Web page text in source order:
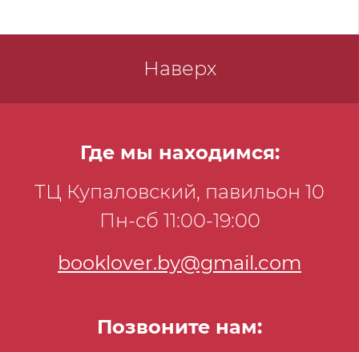
Наверх
Где мы находимся:
ТЦ Купаловский, павильон 10
Пн-сб 11:00-19:00
booklover.by@gmail.com
Позвоните нам: